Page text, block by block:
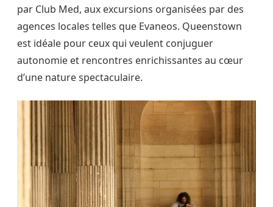
par Club Med, aux excursions organisées par des
agences locales telles que Evaneos. Queenstown
est idéale pour ceux qui veulent conjuguer
autonomie et rencontres enrichissantes au cœur
d’une nature spectaculaire.